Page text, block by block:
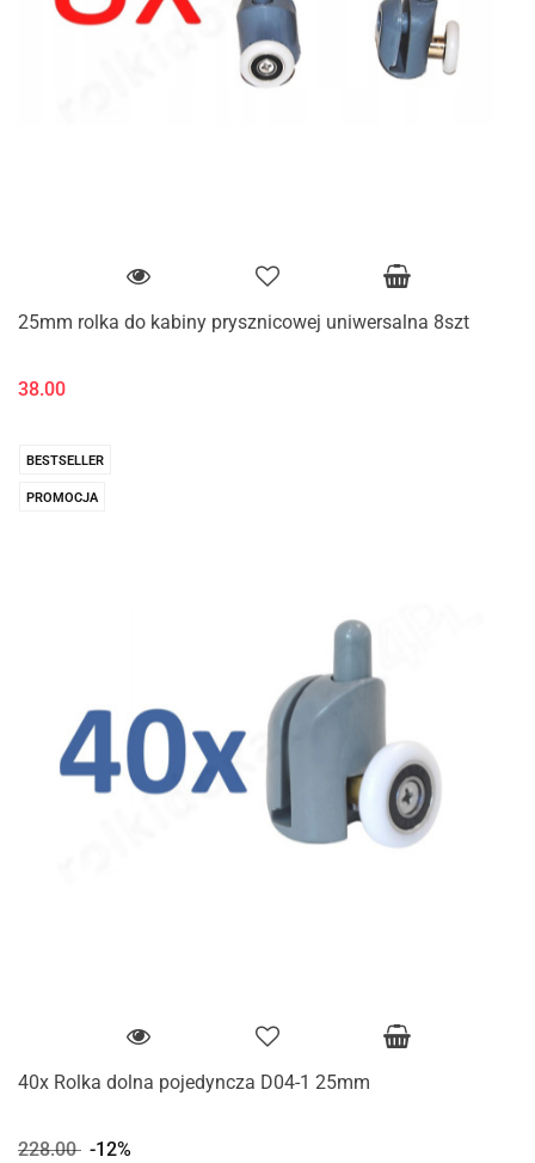
25mm rolka do kabiny prysznicowej uniwersalna 8szt
38.00
BESTSELLER
PROMOCJA
40x Rolka dolna pojedyncza D04-1 25mm
228.00 -12%